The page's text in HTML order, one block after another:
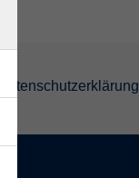
Datenschutzerklärung